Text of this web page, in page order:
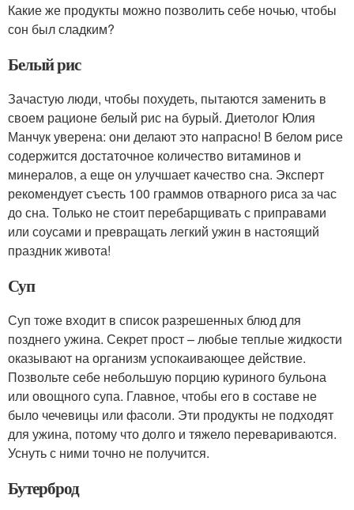
Какие же продукты можно позволить себе ночью, чтобы
сон был сладким?
Белый рис
Зачастую люди, чтобы похудеть, пытаются заменить в
своем рационе белый рис на бурый. Диетолог Юлия
Манчук уверена: они делают это напрасно! В белом рисе
содержится достаточное количество витаминов и
минералов, а еще он улучшает качество сна. Эксперт
рекомендует съесть 100 граммов отварного риса за час
до сна. Только не стоит перебарщивать с приправами
или соусами и превращать легкий ужин в настоящий
праздник живота!
Суп
Суп тоже входит в список разрешенных блюд для
позднего ужина. Секрет прост – любые теплые жидкости
оказывают на организм успокаивающее действие.
Позвольте себе небольшую порцию куриного бульона
или овощного супа. Главное, чтобы его в составе не
было чечевицы или фасоли. Эти продукты не подходят
для ужина, потому что долго и тяжело перевариваются.
Уснуть с ними точно не получится.
Бутерброд